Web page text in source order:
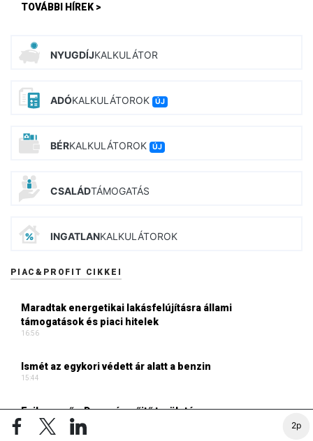
2p
TOVÁBBI HÍREK >
NYUGDÍJKALKULÁTOR
ADÓKALKULÁTOROK ÚJ
BÉRKALKULÁTOROK ÚJ
CSALÁDTÁMOGATÁS
INGATLANKALKULÁTOROK
PIAC&PROFIT CIKKEI
Maradtak energetikai lakásfelújításra állami
támogatások és piaci hitelek
16:56
Ismét az egykori védett ár alatt a benzin
15:44
Esik az eső a Duna vízgyűjtő területén
15:01